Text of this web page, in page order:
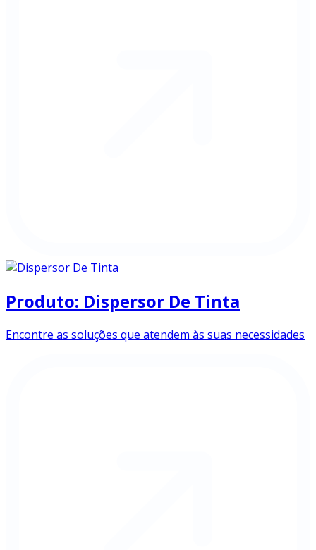
Produto: Dispersor De Tinta
Encontre as soluções que atendem às suas necessidades